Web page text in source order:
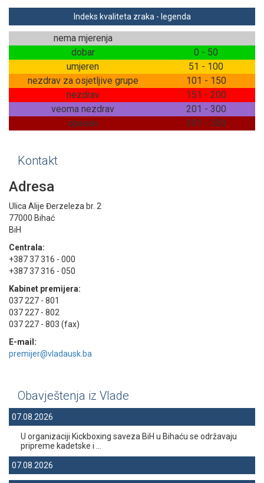
Indeks kvaliteta zraka - legenda
nema mjerenja
dobar
0 - 50
umjeren
51 - 100
nezdrav za osjetljive grupe
101 - 150
nezdrav
151 - 200
veoma nezdrav
201 - 300
opasan
301 - 500
Kontakt
Adresa
Ulica Alije Đerzeleza br. 2
77000 Bihać
BiH
Centrala:
+387 37 316 - 000
+387 37 316 - 050
Kabinet premijera:
037 227 - 801
037 227 - 802
037 227 - 803 (fax)
E-mail:
premijer@vladausk.ba
Obavještenja iz Vlade
07.08.2026
U organizaciji Kickboxing saveza BiH u Bihaću se održavaju
pripreme kadetske i ...
07.08.2026